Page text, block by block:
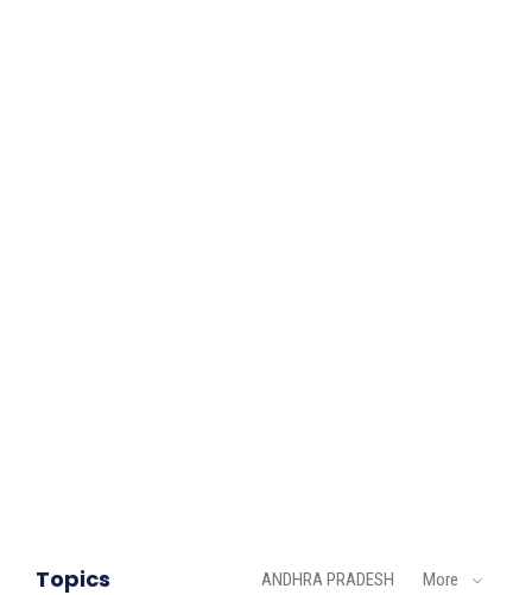
Topics ANDHRA PRADESH More